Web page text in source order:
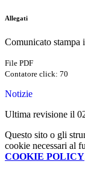
Allegati
Comunicato stampa
File PDF
Contatore click: 70
Notizie
Ultima revisione il
Questo sito o gli
cookie necessari al
COOKIE POLICY